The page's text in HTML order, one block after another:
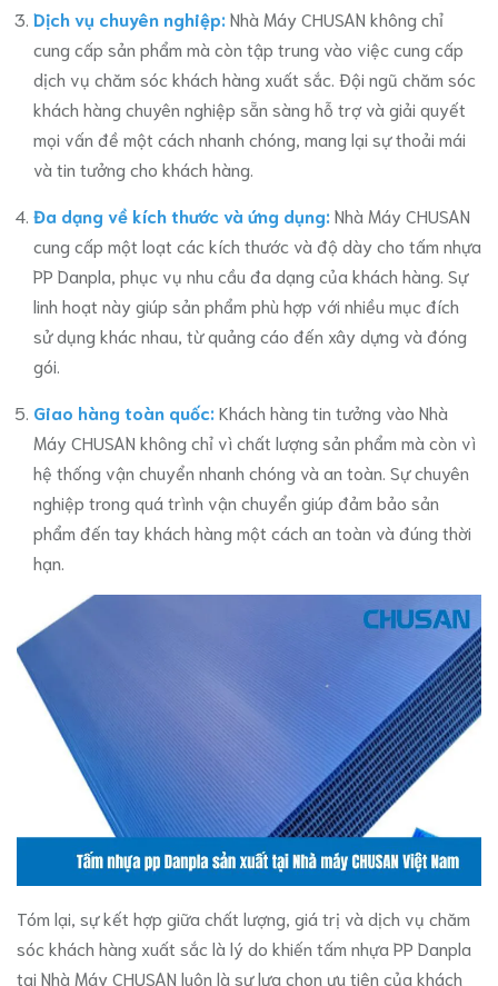
Dịch vụ chuyên nghiệp: Nhà Máy CHUSAN không chỉ
cung cấp sản phẩm mà còn tập trung vào việc cung cấp
dịch vụ chăm sóc khách hàng xuất sắc. Đội ngũ chăm sóc
khách hàng chuyên nghiệp sẵn sàng hỗ trợ và giải quyết
mọi vấn đề một cách nhanh chóng, mang lại sự thoải mái
và tin tưởng cho khách hàng.
Đa dạng về kích thước và ứng dụng: Nhà Máy CHUSAN
cung cấp một loạt các kích thước và độ dày cho tấm nhựa
PP Danpla, phục vụ nhu cầu đa dạng của khách hàng. Sự
linh hoạt này giúp sản phẩm phù hợp với nhiều mục đích
sử dụng khác nhau, từ quảng cáo đến xây dựng và đóng
gói.
Giao hàng toàn quốc: Khách hàng tin tưởng vào Nhà
Máy CHUSAN không chỉ vì chất lượng sản phẩm mà còn vì
hệ thống vận chuyển nhanh chóng và an toàn. Sự chuyên
nghiệp trong quá trình vận chuyển giúp đảm bảo sản
phẩm đến tay khách hàng một cách an toàn và đúng thời
hạn.
Tóm lại, sự kết hợp giữa chất lượng, giá trị và dịch vụ chăm
sóc khách hàng xuất sắc là lý do khiến tấm nhựa PP Danpla
tại Nhà Máy CHUSAN luôn là sự lựa chọn ưu tiên của khách